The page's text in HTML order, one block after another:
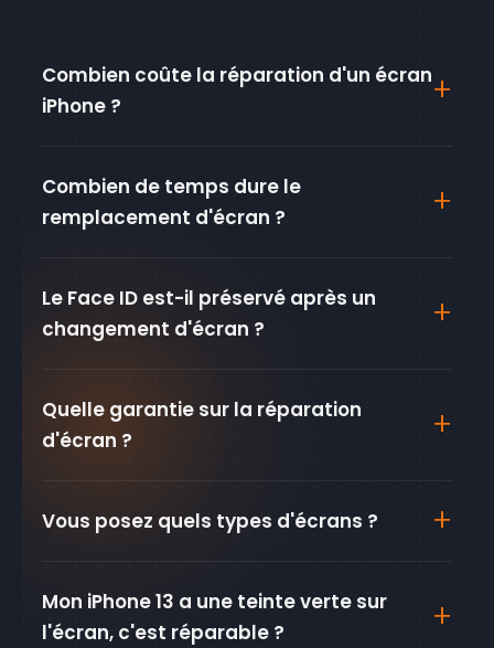
Combien coûte la réparation d'un écran
iPhone ?
Combien de temps dure le
remplacement d'écran ?
Le Face ID est-il préservé après un
changement d'écran ?
Quelle garantie sur la réparation
d'écran ?
Vous posez quels types d'écrans ?
Mon iPhone 13 a une teinte verte sur
l'écran, c'est réparable ?